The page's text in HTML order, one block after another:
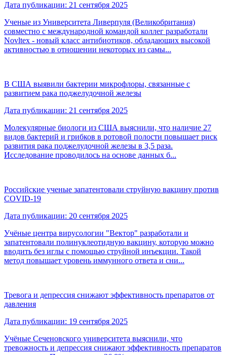
Дата публикации: 21 сентября 2025
Ученые из Университета Ливерпуля (Великобритания)
совместно с международной командой коллег разработали
Novltex - новый класс антибиотиков, обладающих высокой
активностью в отношении некоторых из самы...
В США выявили бактерии микрофлоры, связанные с
развитием рака поджелудочной железы
Дата публикации: 21 сентября 2025
Молекулярные биологи из США выяснили, что наличие 27
видов бактерий и грибков в ротовой полости повышает риск
развития рака поджелудочной железы в 3,5 раза.
Исследование проводилось на основе данных б...
Российские ученые запатентовали струйную вакцину против
COVID-19
Дата публикации: 20 сентября 2025
Учёные центра вирусологии "Вектор" разработали и
запатентовали полинуклеотидную вакцину, которую можно
вводить без иглы с помощью струйной инъекции. Такой
метод повышает уровень иммунного ответа и сни...
Тревога и депрессия снижают эффективность препаратов от
давления
Дата публикации: 19 сентября 2025
Учёные Сеченовского университета выяснили, что
тревожность и депрессия снижают эффективность препаратов